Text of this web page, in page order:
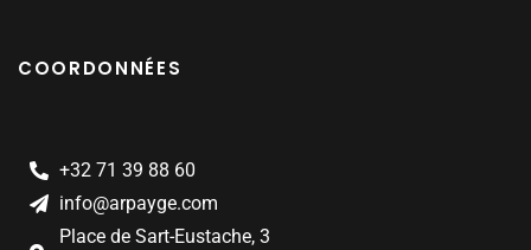
COORDONNÉES
+32 71 39 88 60
info@arpayge.com
Place de Sart-Eustache, 3